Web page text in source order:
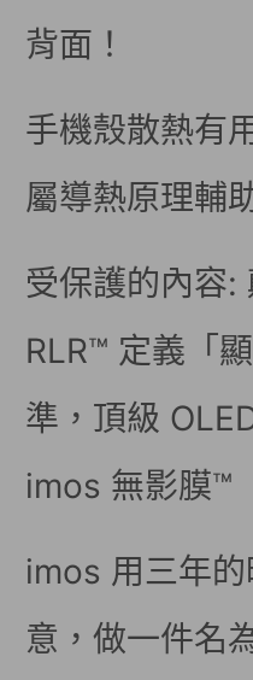
背面！
手機殼散熱有
屬導熱原理輔
受保護的內容:
RLR™ 定義「
準，頂級
imos 無影膜™
imos 用三年
意，做一件名